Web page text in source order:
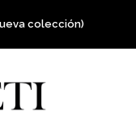
colección)